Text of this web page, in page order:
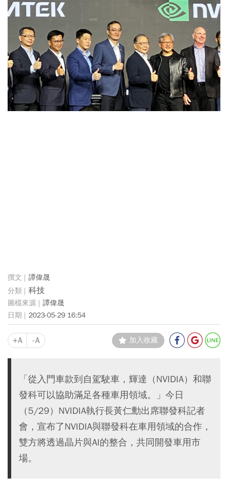
譚偉晟
科技
譚偉晟
2023-05-29 16:54
+A -A 加入收藏
「從入門車款到自駕駛車，輝達（NVIDIA）和聯
發科可以協助滿足各種車用領域。」今日
（5/29）NVIDIA執行長黃仁勳出席聯發科記者
會，宣布了NVIDIA與聯發科在車用領域的合作，
雙方將透過晶片與AI的整合，共同開發車用市
場。